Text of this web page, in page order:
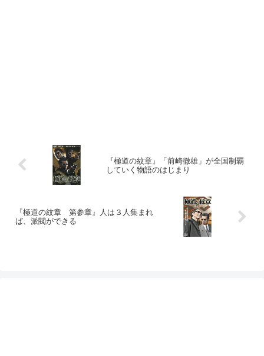
『極道の紋章』「前崎徹雄」が全国制覇
していく物語のはじまり
『極道の紋章 第参章』人は３人集まれ
ば、派閥ができる